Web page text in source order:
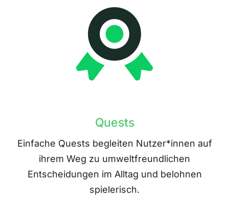
Quests
Einfache Quests begleiten Nutzer*innen auf
ihrem Weg zu umweltfreundlichen
Entscheidungen im Alltag und belohnen
spielerisch.